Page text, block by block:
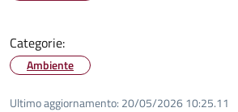
Categorie:
Ambiente
Ultimo aggiornamento: 20/05/2026 10:25.11